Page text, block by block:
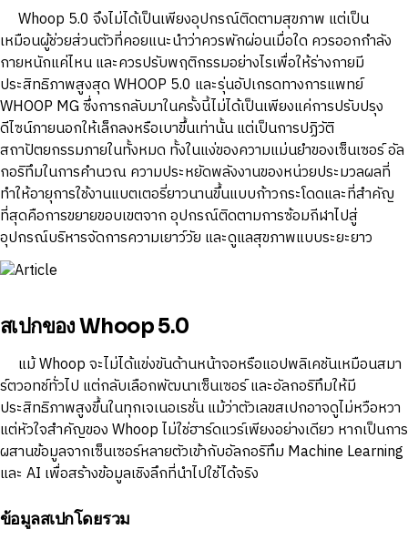
Whoop 5.0 จึงไม่ได้เป็นเพียงอุปกรณ์ติดตามสุขภาพ แต่เป็น
เหมือนผู้ช่วยส่วนตัวที่คอยแนะนำว่าควรพักผ่อนเมื่อใด ควรออกกำลัง
กายหนักแค่ไหน และควรปรับพฤติกรรมอย่างไรเพื่อให้ร่างกายมี
ประสิทธิภาพสูงสุด WHOOP 5.0 และรุ่นอัปเกรดทางการแพทย์
WHOOP MG ซึ่งการกลับมาในครั้งนี้ไม่ได้เป็นเพียงแค่การปรับปรุง
ดีไซน์ภายนอกให้เล็กลงหรือเบาขึ้นเท่านั้น แต่เป็นการปฏิวัติ
สถาปัตยกรรมภายในทั้งหมด ทั้งในแง่ของความแม่นยำของเซ็นเซอร์ อัล
กอริทึมในการคำนวณ ความประหยัดพลังงานของหน่วยประมวลผลที่
ทำให้อายุการใช้งานแบตเตอรี่ยาวนานขึ้นแบบก้าวกระโดดและที่สำคัญ
ที่สุดคือการขยายขอบเขตจาก อุปกรณ์ติดตามการซ้อมกีฬาไปสู่
อุปกรณ์บริหารจัดการความเยาว์วัย และดูแลสุขภาพแบบระยะยาว
สเปกของ Whoop 5.0
แม้ Whoop จะไม่ได้แข่งขันด้านหน้าจอหรือแอปพลิเคชันเหมือนสมา
ร์ตวอทช์ทั่วไป แต่กลับเลือกพัฒนาเซ็นเซอร์ และอัลกอริทึมให้มี
ประสิทธิภาพสูงขึ้นในทุกเจเนอเรชั่น แม้ว่าตัวเลขสเปกอาจดูไม่หวือหวา
แต่หัวใจสำคัญของ Whoop ไม่ใช่ฮาร์ดแวร์เพียงอย่างเดียว หากเป็นการ
ผสานข้อมูลจากเซ็นเซอร์หลายตัวเข้ากับอัลกอริทึม Machine Learning
และ AI เพื่อสร้างข้อมูลเชิงลึกที่นำไปใช้ได้จริง
ข้อมูลสเปกโดยรวม